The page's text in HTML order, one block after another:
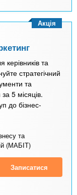
та
стратегічний
та
5 місяців.
до бізнес-
та
(МАБІТ)
Акція
Записатися